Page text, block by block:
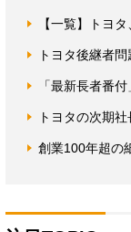
【一覧】トヨ
トヨタ後継者
「最新長者番
トヨタの次期
創業100年超の